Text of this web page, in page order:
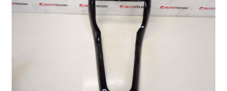
Košík